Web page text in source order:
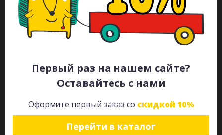
Первый раз на нашем сайте?
Оставайтесь с нами
Оформите первый заказ со скидкой 10%
Перейти в каталог
Каталог
Будьте всегда в курсе!